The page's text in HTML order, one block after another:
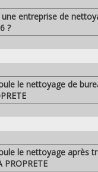
entreprise de
?
le nettoyage de
le nettoyage après
PROPRETE